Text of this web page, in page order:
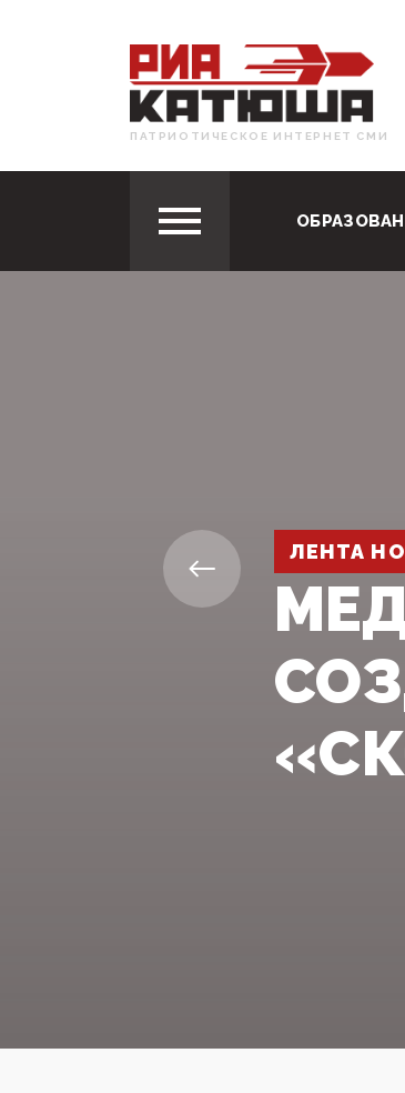
ПАТРИОТИЧЕСКОЕ ИНТЕРНЕТ СМИ
ЛЕНТА